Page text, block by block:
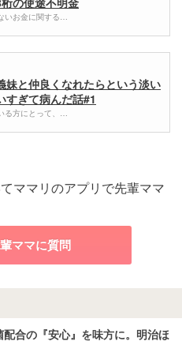
いお金に関する…
妹と仲良くなれたらという淡い
すぎて病んだ話#1
る方にとって、…
ママリのアプリで先輩ママ
ママに質問
合の『安心』を味方に。明治ほ